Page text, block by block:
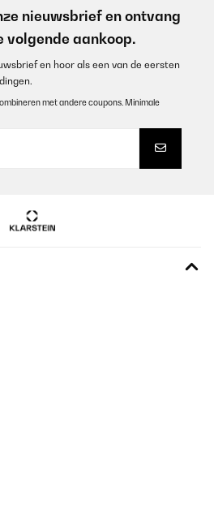
nieuwsbrief en ontvang
volgende aankoop.
en hoor als een van de eersten
met andere coupons. Minimale